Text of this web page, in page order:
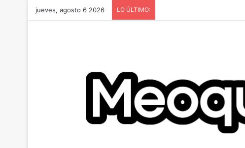
jueves, agosto 6 2026 LO ÚLTIMO: